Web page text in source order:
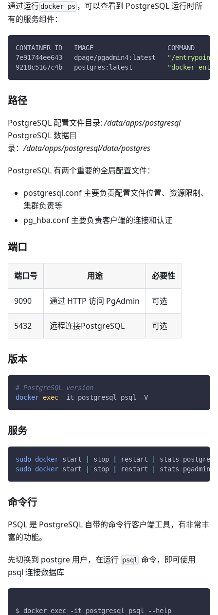
通过运行 docker ps ，可以查看到 PostgreSQL 运行时所
有的服务组件：
CONTAINER ID   IMAGE
7e91744ee643   dpage/pgadmin4:latest
"/
9218c5167c4b   postgres:latest
"docker-
路径
PostgreSQL 配置文件目录:/data/apps/postgresql
PostgreSQL 数据目
录：/data/apps/postgresql/data/postgres
PostgreSQL 有两个重要的全局配置文件：
postgresql.conf 主要负责配置文件位置、资源限制、
集群负责等
pg_hba.conf 主要负责客户端的连接和认证
端口
端口号 用途 必要性
9090 通过 HTTP 访问 PgAdmin 可选
5432 远程连接PostgreSQL 可选
版本
# PostgreSQL version
docker exec -it postgresql psql -V
服务
sudo docker start | stop | restart |
stats
sudo docker start | stop | restart | stats pgadmin
命令行
PSQL 是 PostgreSQL 自带的命令行客户端工具，有非常丰
富的功能。
先切换到 postgre 用户，在运行 psql
命令，即可使用
psql 连接数据库
$ docker exec -it postgresql psql --help